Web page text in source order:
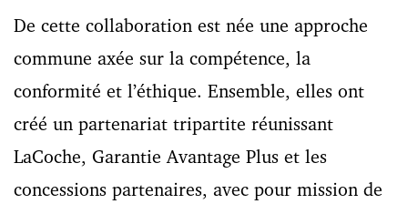
De cette collaboration est née une approche
commune axée sur la compétence, la
conformité et l’éthique. Ensemble, elles ont
créé un partenariat tripartite réunissant
LaCoche, Garantie Avantage Plus et les
concessions partenaires, avec pour mission de